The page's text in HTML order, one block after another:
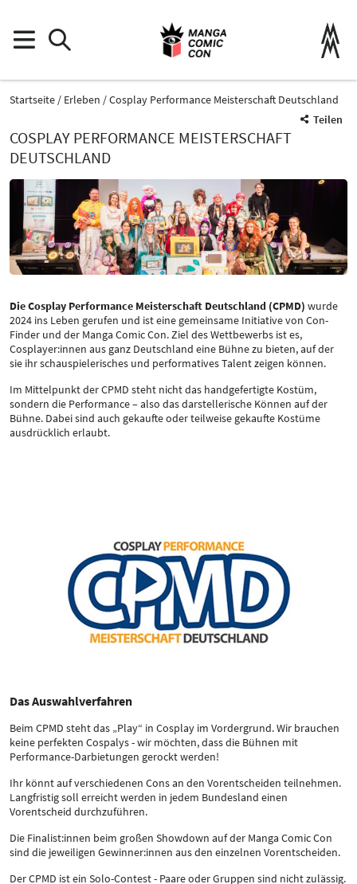
Startseite Erleben
Cosplay Performance Meisterschaft Deutschland
Teilen
COSPLAY PERFORMANCE MEISTERSCHAFT
DEUTSCHLAND
Die Cosplay Performance Meisterschaft Deutschland (CPMD) wurde
2024 ins Leben gerufen und ist eine gemeinsame Initiative von Con-
Finder und der Manga Comic Con. Ziel des Wettbewerbs ist es,
Cosplayer:innen aus ganz Deutschland eine Bühne zu bieten, auf der
sie ihr schauspielerisches und performatives Talent zeigen können.
Im Mittelpunkt der CPMD steht nicht das handgefertigte Kostüm,
sondern die Performance – also das darstellerische Können auf der
Bühne. Dabei sind auch gekaufte oder teilweise gekaufte Kostüme
ausdrücklich erlaubt.
Das Auswahlverfahren
Beim CPMD steht das „Play“ in Cosplay im Vordergrund. Wir brauchen
keine perfekten Cospalys - wir möchten, dass die Bühnen mit
Performance-Darbietungen gerockt werden!
Ihr könnt auf verschiedenen Cons an den Vorentscheiden teilnehmen.
Langfristig soll erreicht werden in jedem Bundesland einen
Vorentscheid durchzuführen.
Die Finalist:innen beim großen Showdown auf der Manga Comic Con
sind die jeweiligen Gewinner:innen aus den einzelnen Vorentscheiden.
Der CPMD ist ein Solo-Contest - Paare oder Gruppen sind nicht zulässig.